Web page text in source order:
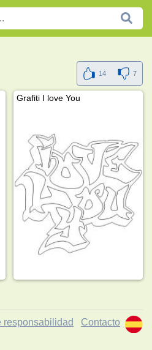
14 7
Grafiti I love You
responsabilidad Contacto